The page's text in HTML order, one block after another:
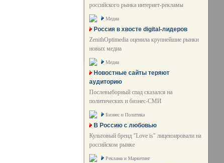
российского рынка интернет-рекламы
Медиа
Россия в хвосте digital-лидеров
ZenithOptimedia оценила крупнейшие рынки
новых медиа
Медиа
Новостные сайты теряют
аудиторию
Послевыборный спад сказался на
политических и бизнес-СМИ
Бизнес и Политика
В Россию с любовью
Культовый бренд "Love is" лицензировали на
российском рынке
Реклама и Маркетинг